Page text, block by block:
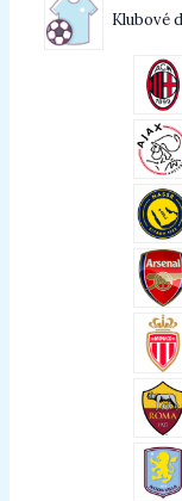
Klubové